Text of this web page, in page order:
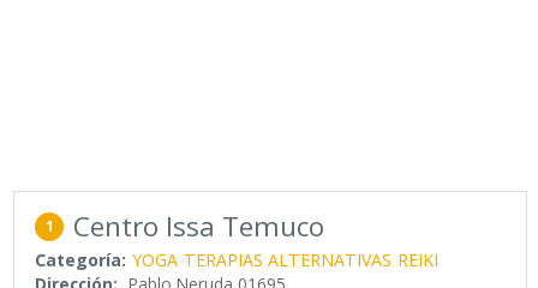
1 Centro Issa Temuco
Categoría: YOGA TERAPIAS ALTERNATIVAS REIKI